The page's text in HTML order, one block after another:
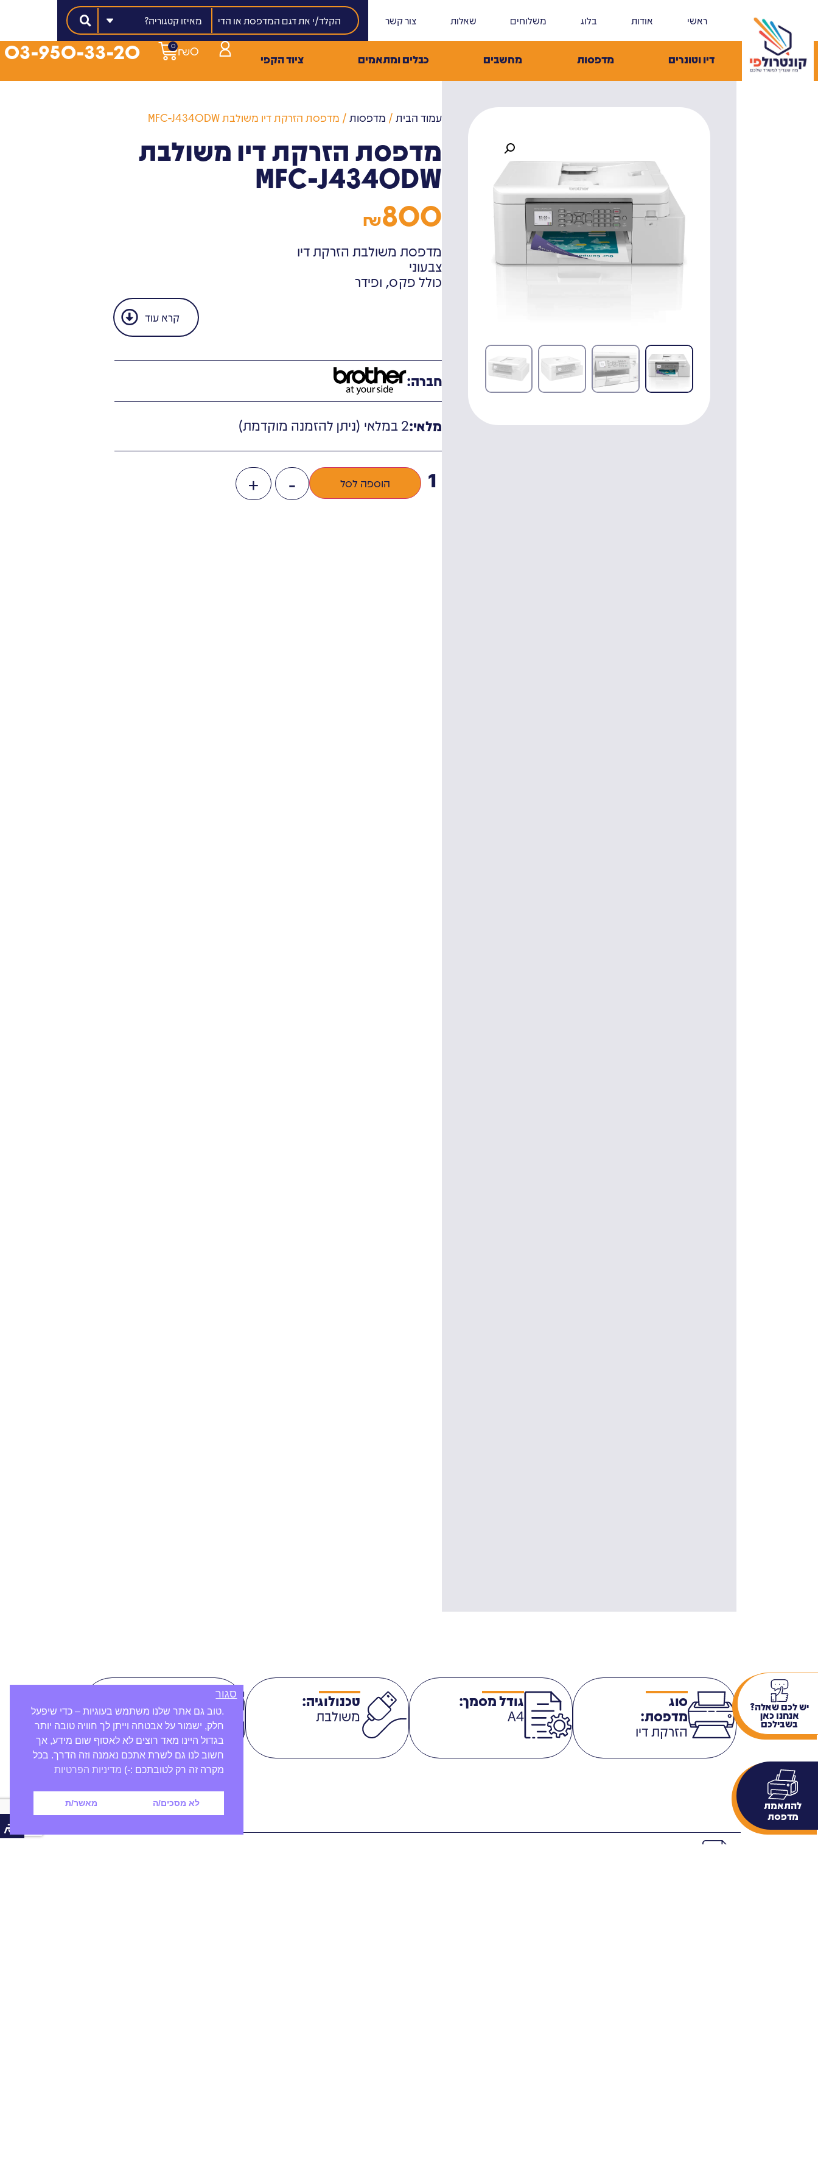
ראשי אודות בלוג משלוחים שאלות צור קשר מאיזו קטגוריה?
דיו וטונרים מדפסות מחשבים כבלים ומתאמים ציוד הקפי
₪0
0
03-950-33-20
עמוד הבית / מדפסות / מדפסת הזרקת דיו משולבת ‎MFC-J4340DW
מדפסת הזרקת דיו משולבת
‎MFC-J4340DW
₪800
מדפסת משולבת הזרקת דיו
צבעוני
כולל פקס, ופידר
קרא עוד
חברה:
מלאי:2 במלאי (ניתן להזמנה מוקדמת)
-
+ הוספה לסל
סוג
מדפסת:
הזרקת דיו
גודל מסמך:
A4
טכנולוגיה:
משולבת
צבעוני
.טוב גם אתר שלנו משתמש בעוגיות – כדי שיפעל
חלק, ישמור על אבטחה וייתן לך חוויה טובה יותר
בגדול היינו מאד רוצים לא לאסוף שום מידע, אך
חשוב לנו גם לשרת אתכם נאמנה וזה הדרך. בכל
מקרה זה רק לטובתכם :-) מדיניות הפרטיות
לא מסכים/ה מאשר/ת
סגור
יש לכם שאלה?
אנחנו כאן
בשבילכם
להתאמת
מדפסת